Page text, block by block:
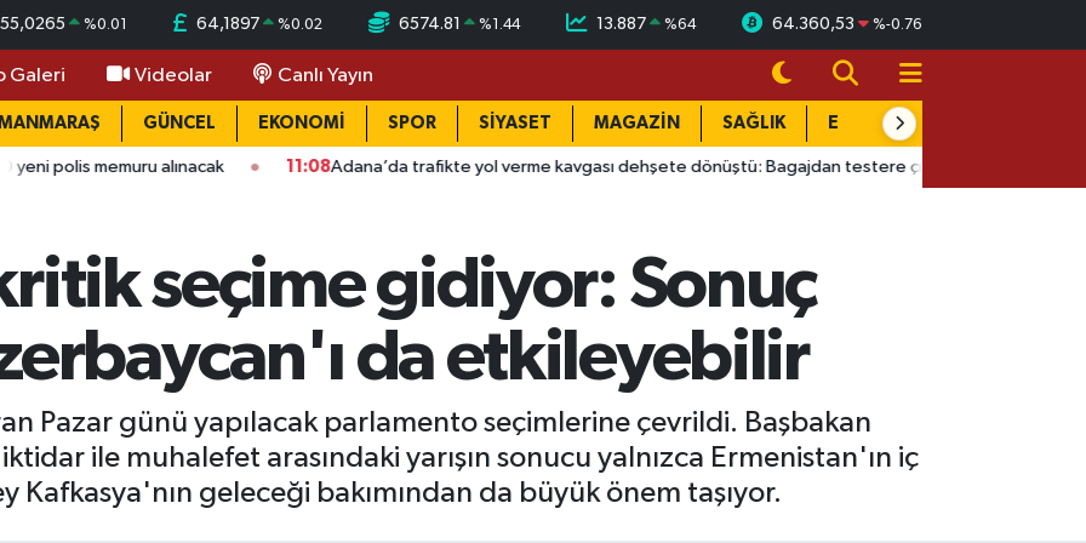
55,0265 %0.01 64,1897 %0.02 6574.81 %1.44 13.887 %64 64.360,53 %-0.76
Galeri Videolar Canlı Yayın
GÜNCEL EKONOMİ SPOR SİYASET MAGAZİN SAĞLIK EĞİTİM
alınacak 11:08Adana’da trafikte yol verme kavgası dehşete dönüştü: Bagajdan testere çıkardı 10:56
seçime gidiyor: Sonuç
da etkileyebilir
Pazar günü yapılacak parlamento seçimlerine çevrildi. Başbakan
ile muhalefet arasındaki yarışın sonucu yalnızca Ermenistan'ın iç
Kafkasya'nın geleceği bakımından da büyük önem taşıyor.